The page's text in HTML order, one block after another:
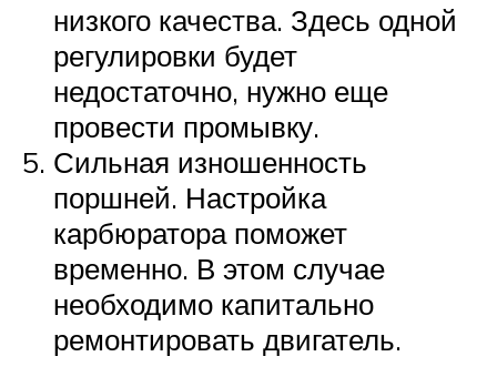
низкого качества. Здесь одной
регулировки будет
недостаточно, нужно еще
провести промывку.
Сильная изношенность
поршней. Настройка
карбюратора поможет
временно. В этом случае
необходимо капитально
ремонтировать двигатель.